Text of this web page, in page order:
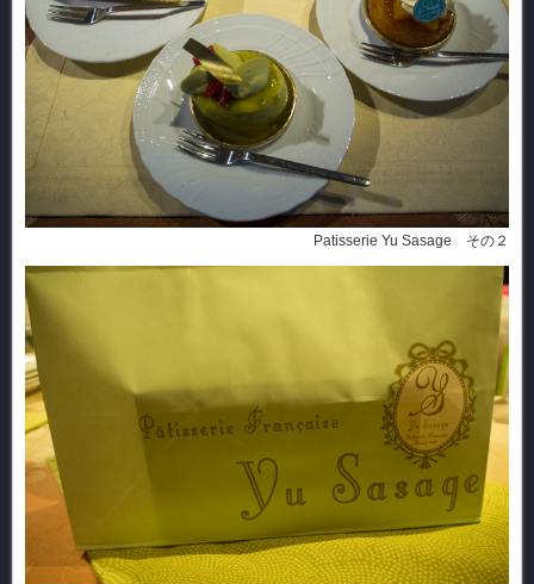
Patisserie Yu Sasage その２